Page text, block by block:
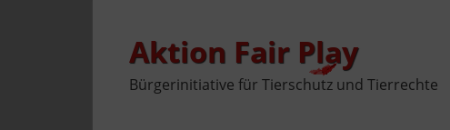
springenAktion Fair Play
Bürgerinitiative für Tierschutz und Tierrechte